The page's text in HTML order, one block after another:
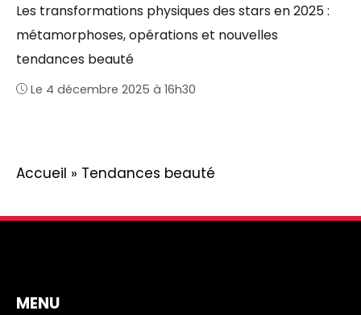
Les transformations physiques des stars en 2025 :
métamorphoses, opérations et nouvelles
tendances beauté
Le 4 décembre 2025 à 16h30
Accueil » Tendances beauté
MENU